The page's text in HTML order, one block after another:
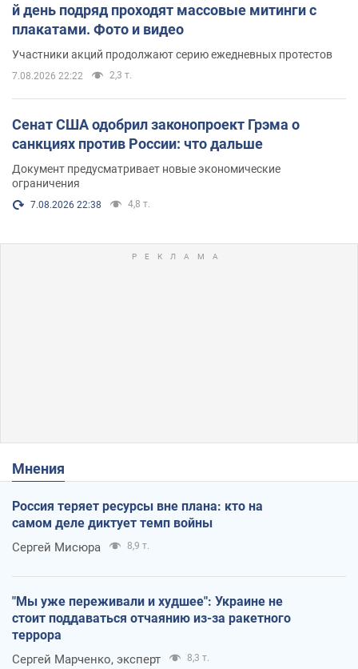
й день подряд проходят массовые митинги с
плакатами. Фото и видео
Участники акций продолжают серию ежедневных протестов
7.08.2026 22:22 2,3 т.
Сенат США одобрил законопроект Грэма о
санкциях против России: что дальше
Документ предусматривает новые экономические
ограничения
7.08.2026 22:38 4,8 т.
Мнения
Россия теряет ресурсы вне плана: кто на
самом деле диктует темп войны
Сергей Мисюра 8,9 т.
"Мы уже переживали и худшее": Украине не
стоит поддаваться отчаянию из-за ракетного
террора
Сергей Марченко, эксперт 8,3 т.